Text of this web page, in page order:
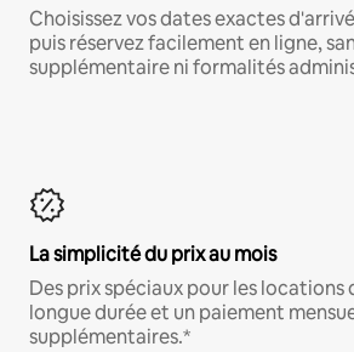
Choisissez vos dates exactes
puis réservez facilement en ligne,
supplémentaire ni formalités
La simplicité du prix au mois
Des prix spéciaux pour les locations
longue durée et un paiement
supplémentaires.*